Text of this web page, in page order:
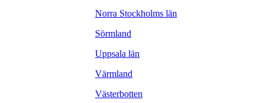
Norra Stockholms län
Sörmland
Uppsala län
Värmland
Västerbotten